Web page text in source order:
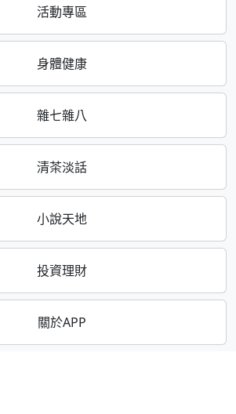
活動專區
身體健康
雜七雜八
清茶淡話
小說天地
投資理財
關於APP